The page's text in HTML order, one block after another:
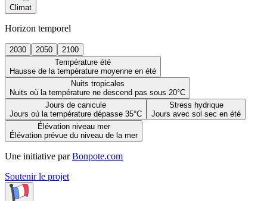
Climat
Horizon temporel
2030 2050
2100
Température été
Hausse de la température moyenne en été
Nuits tropicales
Nuits où la température ne descend pas sous 20°C
Jours de canicule
Jours où la température dépasse 35°C
Stress hydrique
Jours avec sol sec en été
Élévation niveau mer
Élévation prévue du niveau de la mer
Une initiative par Bonpote.com
Soutenir le projet